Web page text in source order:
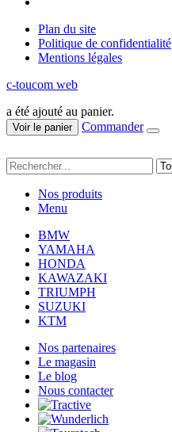
Plan du site
Politique de confidentialité
Mentions légales
c-toucom web
a été ajouté au panier.
Voir le panier Commander
Nos produits
Menu
BMW
YAMAHA
HONDA
KAWAZAKI
TRIUMPH
SUZUKI
KTM
Nos partenaires
Le magasin
Le blog
Nous contacter